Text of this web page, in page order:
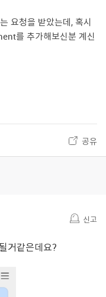
요청을 받았는데, 혹시
를 추가해보신분 계신
공유
신고
거같은데요?